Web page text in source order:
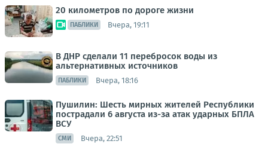
20 километров по дороге жизни
ПАБЛИКИ Вчера, 19:11
В ДНР сделали 11 перебросок воды из
альтернативных источников
ПАБЛИКИ Вчера, 18:16
Пушилин: Шесть мирных жителей Республики
пострадали 6 августа из-за атак ударных БПЛА
ВСУ
СМИ Вчера, 22:51